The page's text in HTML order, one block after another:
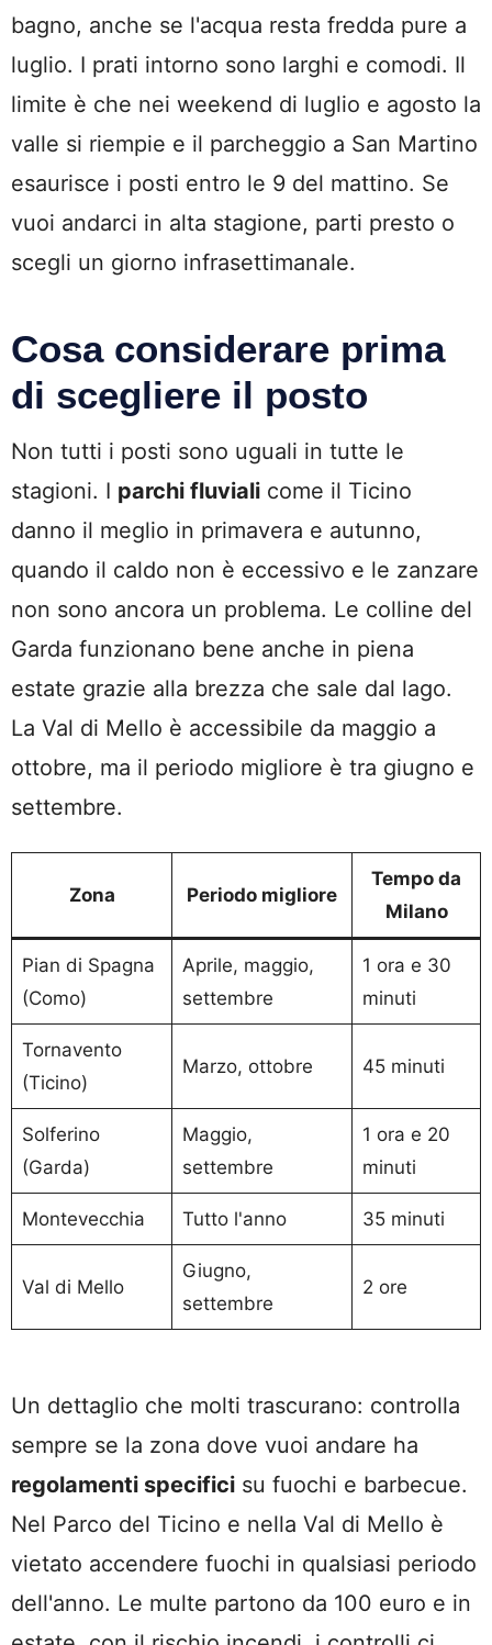
bagno, anche se l'acqua resta fredda pure a
luglio. I prati intorno sono larghi e comodi. Il
limite è che nei weekend di luglio e agosto la
valle si riempie e il parcheggio a San Martino
esaurisce i posti entro le 9 del mattino. Se
vuoi andarci in alta stagione, parti presto o
scegli un giorno infrasettimanale.
Cosa considerare prima
di scegliere il posto
Non tutti i posti sono uguali in tutte le
stagioni. I parchi fluviali come il Ticino
danno il meglio in primavera e autunno,
quando il caldo non è eccessivo e le zanzare
non sono ancora un problema. Le colline del
Garda funzionano bene anche in piena
estate grazie alla brezza che sale dal lago.
La Val di Mello è accessibile da maggio a
ottobre, ma il periodo migliore è tra giugno e
settembre.
Zona Periodo migliore
Tempo da
Milano
Pian di Spagna
(Como)
Aprile, maggio,
settembre
1 ora e 30
minuti
Tornavento
(Ticino)
Marzo, ottobre 45 minuti
Solferino
(Garda)
Maggio,
settembre
1 ora e 20
minuti
Montevecchia Tutto l'anno 35 minuti
Val di Mello
Giugno,
settembre
2 ore
Un dettaglio che molti trascurano: controlla
sempre se la zona dove vuoi andare ha
regolamenti specifici su fuochi e barbecue.
Nel Parco del Ticino e nella Val di Mello è
vietato accendere fuochi in qualsiasi periodo
dell'anno. Le multe partono da 100 euro e in